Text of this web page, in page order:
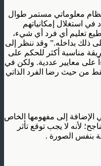
معلوماتي مستمر طوال
في استغلال إمكانياتهم
تعليم أي فرد أي شيء،
ذلك بداخله.” وقد ننظر إلى
مناسبة أكثر للحكم على
على معايير عددية. ولكن في
من حيث رضا الفرد الذاتي
الإضافة إلى مفهومها الخاص
لأنه لا يجب توقع تأثر
بنفس الصورة .